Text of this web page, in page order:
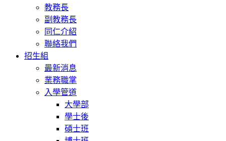
教務長
副教務長
同仁介紹
聯絡我們
招生組
最新消息
業務職掌
入學管道
大學部
學士後
碩士班